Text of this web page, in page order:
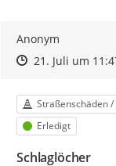
Anonym
Zeitpunkt des
Zeitpunkt des
21. Juli um
Kategorie
Straßenschäden
Status
Erledigt
Schlaglöcher